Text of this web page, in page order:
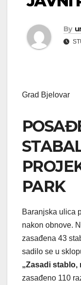
By
Grad Bjelovar
PARK
Baranjska ulica
nakon obnove.
zasađena 43
sadilo se u
„Zasadi stablo,
zasađeno 110